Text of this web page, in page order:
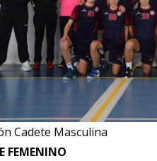
Cadete Masculina
FEMENINO